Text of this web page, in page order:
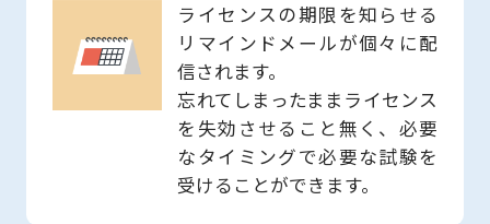
ライセンスの期限を知らせる
リマインドメールが個々に配
信されます。
忘れてしまったままライセンス
を失効させること無く、必要
なタイミングで必要な試験を
受けることができます。